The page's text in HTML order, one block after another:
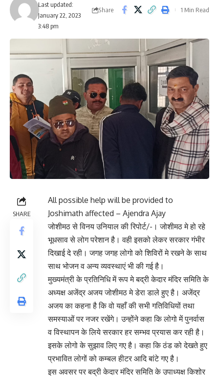
Last updated:
January 22, 2023
3:48 pm
Share 1 Min Read
SHARE
All possible help will be provided to
Joshimath affected – Ajendra Ajay
जोशीमठ से विनय उनियाल की रिपोर्ट/-। जोशीमठ मे हो रहे
भूधसाव से लोग परेशान है। वही इसको लेकर सरकार गंभीर
दिखाई दे रही। जगह जगह लोगो को शिविरों मे रखने के साथ
साथ भोजन व अन्य व्यवस्थाएं भी की गई है।
मुख्यमंत्री के प्रतिनिधि में रूप मे बद्री केदार मंदिर समिति के
अध्यक्ष अजेंद्र अजय जोशीमठ मे डेरा डाले हुए है। अजेंद्र
अजय का कहना है कि वो यहाँ की सभी गतिविधियों तथा
समस्याओं पर नजर रखेंगे। उन्होंने कहा कि लोगो में पुनर्वास
व विस्थापन के लिये सरकार हर सम्भव प्रयास कर रही है।
इसके लोगो के सुझाव लिए गए है। कहा कि ठंड को देखते हुए
प्रभावित लोगों को कम्बल हीटर आदि बांटे गए है।
इस अवसर पर बद्री केदार मंदिर समिति के उपाध्यक्ष किशोर